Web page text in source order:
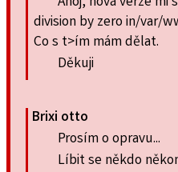
division by zero in/var/
Co s t>ím mám dělat.
Děkuji
Brixi otto
Prosím o opravu...
Líbit se někdo